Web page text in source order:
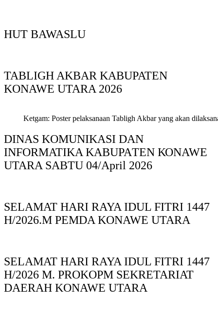
HUT BAWASLU
TABLIGH AKBAR KABUPATEN
KONAWE UTARA 2026
Ketgam: Poster pelaksanaan Tabligh Akbar yang akan
DINAS KOMUNIKASI DAN
INFORMATIKA KABUPAΤΕΝ ΚΟNAWE
UTARA SABTU 04/April 2026
SELAMAT HARI RAYA IDUL FITRI 1447
H/2026.M PEMDA KONAWE UTARA
SELAMAT HARI RAYA IDUL FITRI 1447
H/2026 M. PROKOPM SEKRETARIAT
DAERAH KONAWE UTARA